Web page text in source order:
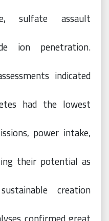
sulfate assault
ion penetration.
indicated
had the lowest
power intake,
their potential as
creation